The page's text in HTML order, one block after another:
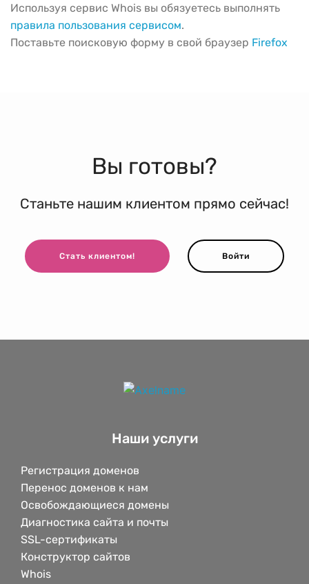
Используя сервис Whois вы обязуетесь выполнять
правила пользования сервисом.
Поставьте поисковую форму в свой браузер Firefox
Вы готовы?
Станьте нашим клиентом прямо сейчас!
Стать клиентом! Войти
Наши услуги
Регистрация доменов
Перенос доменов к нам
Освобождающиеся домены
Диагностика сайта и почты
SSL-сертификаты
Конструктор сайтов
Whois